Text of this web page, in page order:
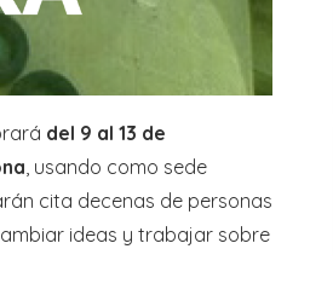
del 9 al 13 de
, usando como sede
cita decenas de personas
ideas y trabajar sobre